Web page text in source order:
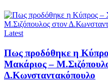
Latest
Πως προδόθηκε η
Μακάριος –
Δ.Κωνσταντακόπουλο